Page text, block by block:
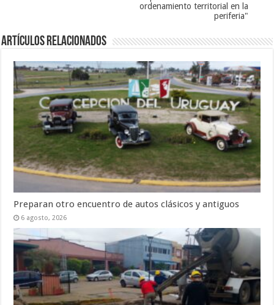
ordenamiento territorial en la
periferia"
Artículos Relacionados
Preparan otro encuentro de autos clásicos y antiguos
6 agosto, 2026